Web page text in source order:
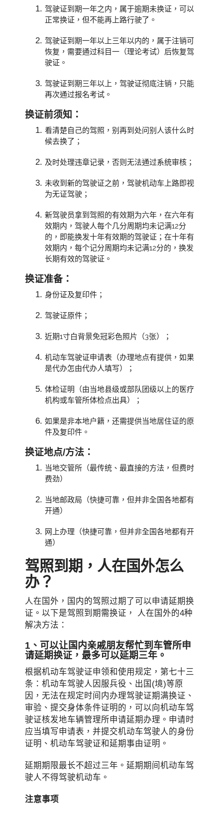
驾驶证到期一年之内，属于逾期未换证，可以
正常换证，但不能再上路行驶了。
驾驶证到期一年以上三年以内的，属于注销可
恢复，需要通过科目一（理论考试）后恢复驾
驶证。
驾驶证到期三年以上，驾驶证彻底注销，只能
再次通过报名考试。
换证前须知：
看清楚自己的驾照，别再到处问别人该什么时
候去换了；
及时处理违章记录，否则无法通过系统审核；
未收到新的驾驶证之前，驾驶机动车上路即视
为无证驾驶；
新驾驶员拿到驾照的有效期为六年，在六年有
效期内，驾驶人每个几分周期均未记满12分
的，即能换发十年有效期的驾驶证；在十年有
效期内，每个记分周期均未记满12分的，换发
长期有效的驾驶证。
换证准备：
身份证及复印件；
驾驶证原件；
近期1寸白背景免冠彩色照片（3张）；
机动车驾驶证申请表（办理地点有提供，如果
是代办怎由代办人填写）；
体检证明（由当地县级或部队团级以上的医疗
机构或车管所体检点出具）；
如果是非本地户籍，还需提供当地居住证的原
件及复印件。
换证地点/方法：
当地交管所（最传统、最直接的方法，但费时
费劲）
当地邮政局（快捷可靠，但并非全国各地都有
开通）
网上办理（快捷可靠，但并非全国各地都有开
通）
驾照到期，人在国外怎么
办？
人在国外，国内的驾照过期了可以申请延期换
证。以下是驾照到期需换证， 人在国外的4种
解决方法：
1、可以让国内亲戚朋友帮忙到车管所申
请延期换证，最多可以延期三年。
根据机动车驾驶证申领和使用规定，第七十三
条：机动车驾驶人因服兵役、出国(境)等原
因，无法在规定时间内办理驾驶证期满换证、
审验、提交身体条件证明的，可以向机动车驾
驶证核发地车辆管理所申请延期办理。申请时
应当填写申请表，并提交机动车驾驶人的身份
证明、机动车驾驶证和延期事由证明。
延期期限最长不超过三年。延期期间机动车驾
驶人不得驾驶机动车。
注意事项